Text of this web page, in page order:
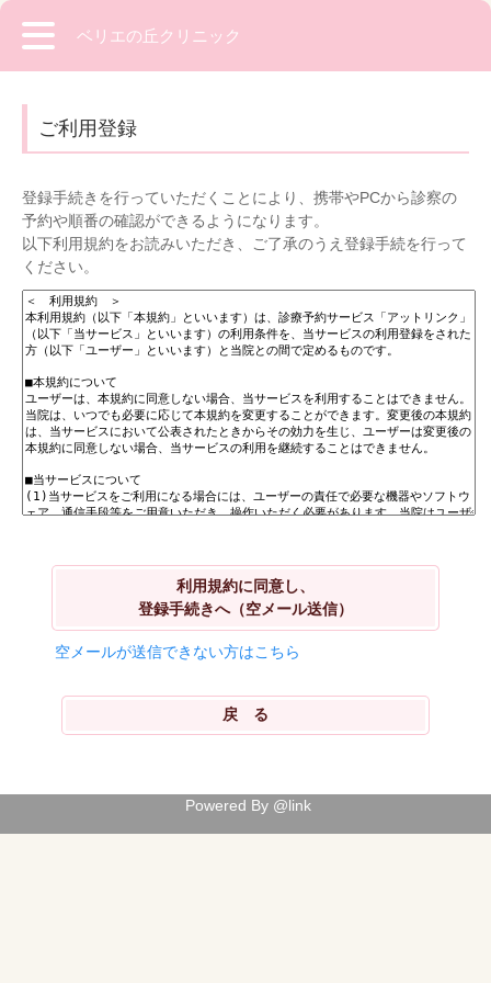
ベリエの丘クリニック
ご利用登録
登録手続きを行っていただくことにより、携帯やPCから診察の
予約や順番の確認ができるようになります。
以下利用規約をお読みいただき、ご了承のうえ登録手続を行って
ください。
利用規約に同意し、
登録手続きへ（空メール送信）
空メールが送信できない方はこちら
Powered By @link